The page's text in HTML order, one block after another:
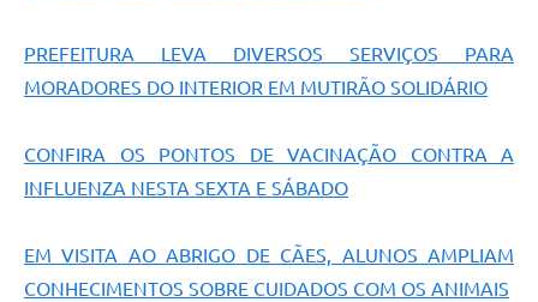
PREFEITURA LEVA DIVERSOS SERVIÇOS PARA
MORADORES DO INTERIOR EM MUTIRÃO SOLIDÁRIO
CONFIRA OS PONTOS DE VACINAÇÃO CONTRA A
INFLUENZA NESTA SEXTA E SÁBADO
EM VISITA AO ABRIGO DE CÃES, ALUNOS AMPLIAM
CONHECIMENTOS SOBRE CUIDADOS COM OS ANIMAIS